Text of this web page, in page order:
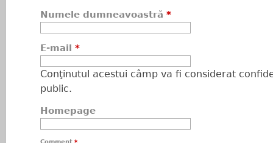
Numele dumneavoastră *
E-mail *
Conţinutul acestui câmp va fi considerat
public.
Homepage
Comment *